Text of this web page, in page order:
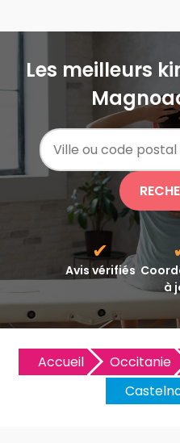
Les meilleurs
✔
Avis vérifiés
à
Accueil Occitanie